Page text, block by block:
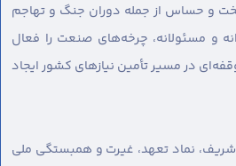
و حساس از جمله دوران جنگ و تهاجم
و مسئولانه، چرخه‌های صنعت را فعال
در مسیر تأمین نیازهای کشور ایجاد
نماد تعهد، غیرت و همبستگی ملی